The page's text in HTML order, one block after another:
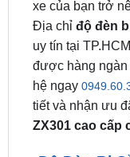
uy tín tại
được hàng
hệ ngay
tiết và nhận ưu
ZX301 cao cấp
Độ Đèn Bi